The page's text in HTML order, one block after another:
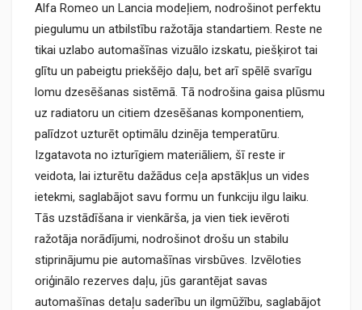
Alfa Romeo un Lancia modeļiem, nodrošinot perfektu
piegulumu un atbilstību ražotāja standartiem. Reste ne
tikai uzlabo automašīnas vizuālo izskatu, piešķirot tai
glītu un pabeigtu priekšējo daļu, bet arī spēlē svarīgu
lomu dzesēšanas sistēmā. Tā nodrošina gaisa plūsmu
uz radiatoru un citiem dzesēšanas komponentiem,
palīdzot uzturēt optimālu dzinēja temperatūru.
Izgatavota no izturīgiem materiāliem, šī reste ir
veidota, lai izturētu dažādus ceļa apstākļus un vides
ietekmi, saglabājot savu formu un funkciju ilgu laiku.
Tās uzstādīšana ir vienkārša, ja vien tiek ievēroti
ražotāja norādījumi, nodrošinot drošu un stabilu
stiprinājumu pie automašīnas virsbūves. Izvēloties
oriģinālo rezerves daļu, jūs garantējat savas
automašīnas detaļu saderību un ilgmūžību, saglabājot